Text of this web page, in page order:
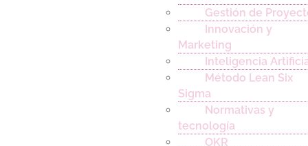
Gestión de
Innovación y
Marketing
Inteligencia
Método Lean Six
Sigma
Normativas y
tecnología
OKR